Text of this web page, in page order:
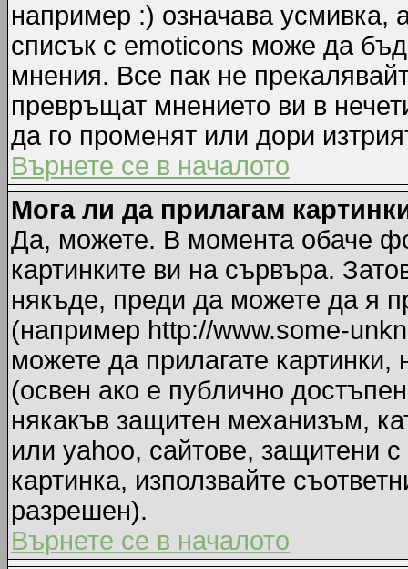
например :) означава усмивка,
списък с emoticons може да
мнения. Все пак не
превръщат мнението ви в
да го променят или дори
Върнете се в началото
Мога ли да прилагам
Да, можете. В момента обаче
картинките ви на сървъра.
някъде, преди да можете да я
(например http://www.some-
можете да прилагате
(освен ако е публично
някакъв защитен механизъм,
или yahoo, сайтове, защитени
картинка, използвайте
разрешен).
Върнете се в началото